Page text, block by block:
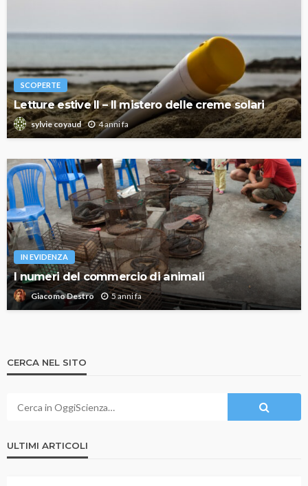
SCOPERTE
Letture estive II – Il mistero delle creme solari
sylvie coyaud 4 anni fa
IN EVIDENZA
I numeri del commercio di animali
Giacomo Destro 5 anni fa
CERCA NEL SITO
ULTIMI ARTICOLI